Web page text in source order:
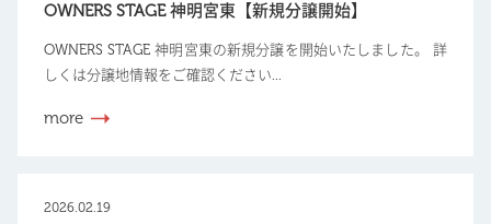
OWNERS STAGE 神明宮東【新規分譲開始】
OWNERS STAGE 神明宮東の新規分譲を開始いたしました。 詳
しくは分譲地情報をご確認ください...
more
2026.02.19